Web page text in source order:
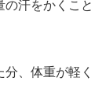
汗をかくこと
、体重が軽く